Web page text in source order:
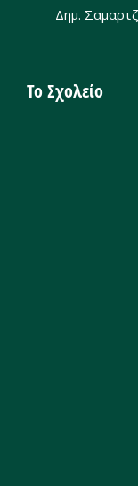
Δημ.
Το Σχολείο